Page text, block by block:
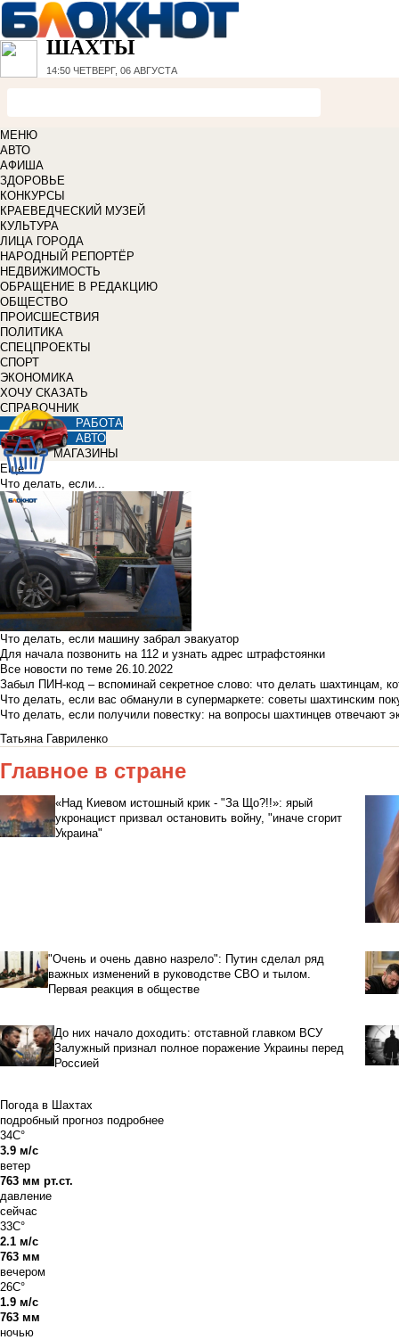
ШАХТЫ
14:50 ЧЕТВЕРГ, 06 АВГУСТА
МЕНЮ
АВТО
АФИША
ЗДОРОВЬЕ
КОНКУРСЫ
КРАЕВЕДЧЕСКИЙ МУЗЕЙ
КУЛЬТУРА
ЛИЦА ГОРОДА
НАРОДНЫЙ РЕПОРТЁР
НЕДВИЖИМОСТЬ
ОБРАЩЕНИЕ В РЕДАКЦИЮ
ОБЩЕСТВО
ПРОИСШЕСТВИЯ
ПОЛИТИКА
СПЕЦПРОЕКТЫ
СПОРТ
ЭКОНОМИКА
ХОЧУ СКАЗАТЬ
СПРАВОЧНИК
РАБОТА
АВТО
МАГАЗИНЫ
Еще
Что делать, если...
Что делать, если машину забрал эвакуатор
Для начала позвонить на 112 и узнать адрес штрафстоянки
Все новости по теме 26.10.2022
Забыл ПИН-код – вспоминай секретное слово: что делать шахтинцам,
Что делать, если вас обманули в супермаркете: советы шахтинским
Что делать, если получили повестку: на вопросы шахтинцев отвечают
Татьяна Гавриленко
Главное в стране
«Над Киевом истошный крик - "За Що?!!»: ярый
укронацист призвал остановить войну, "иначе сгорит
Украина"
"Очень и очень давно назрело": Путин сделал ряд
важных изменений в руководстве СВО и тылом.
Первая реакция в обществе
До них начало доходить: отставной главком ВСУ
Залужный признал полное поражение Украины перед
Россией
Погода в Шахтах
подробный прогноз подробнее
34C°
3.9 м/с
ветер
763 мм рт.ст.
давление
сейчас
33C°
2.1 м/с
763 мм
вечером
26C°
1.9 м/с
763 мм
ночью